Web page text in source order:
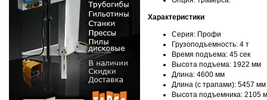
Характеристики
Серия: Профи
Грузоподъемность: 4 т
Время подъема: 45 сек
Высота подъема: 1922 мм
Длина: 4600 мм
Длина (с трапами): 5457 мм
Высота подъемника: 2105